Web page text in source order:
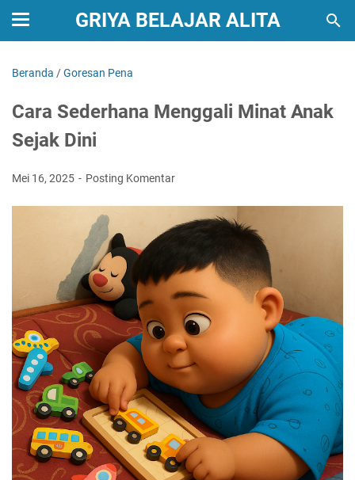
GRIYA BELAJAR ALITA
Beranda /Goresan Pena
Cara Sederhana Menggali Minat Anak
Sejak Dini
Mei 16, 2025 Posting Komentar